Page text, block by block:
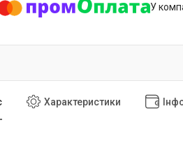
У
Характеристики